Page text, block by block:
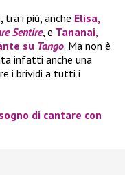
i più, anche Elisa,
Sentire, e Tananai,
su Tango. Ma non è
infatti anche una
i brividi a tutti i
di cantare con